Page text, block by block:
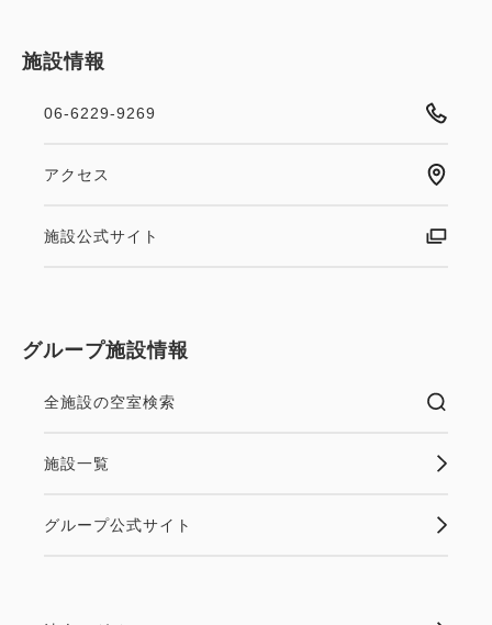
施設情報
06-6229-9269
アクセス
施設公式サイト
グループ施設情報
全施設の空室検索
施設一覧
グループ公式サイト